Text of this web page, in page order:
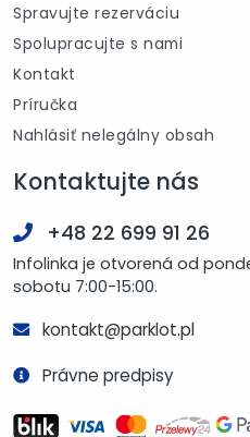
Spravujte rezerváciu
Spolupracujte s nami
Kontakt
Príručka
Nahlásiť nelegálny obsah
Kontaktujte nás
+48 22 699 91 26
Infolinka je otvorená od
sobotu 7:00-15:00.
kontakt@parklot.pl
Právne predpisy